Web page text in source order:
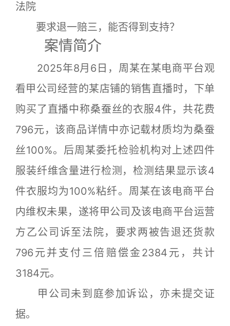
法院
要求退一赔三，能否得到支持？
案情简介
2025年8月6日，周某在某电商平台观
看甲公司经营的某店铺的销售直播时，下单
购买了直播中称桑蚕丝的衣服4件，共花费
796元，该商品详情中亦记载材质均为桑蚕
丝100%。后周某委托检验机构对上述四件
服装纤维含量进行检测，检测结果显示该4
件衣服均为100%粘纤。周某在该电商平台
内维权未果，遂将甲公司及该电商平台运营
方乙公司诉至法院，要求两被告退还货款
796元并支付三倍赔偿金2384元，共计
3184元。
甲公司未到庭参加诉讼，亦未提交证
据。